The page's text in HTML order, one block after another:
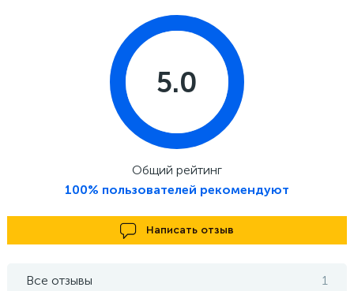
5.0
Общий рейтинг
100% пользователей рекомендуют
Написать отзыв
Все отзывы 1